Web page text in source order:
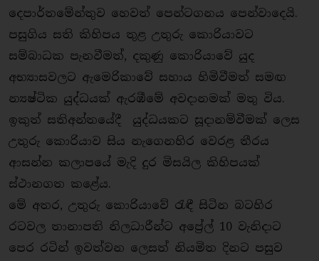
දෙපාර්තමේන්තුව හෙවත් පෙන්ටගනය පෙන්වාදෙයි.
පසුගිය සති කිහිපය තුළ උතුරු කොරියාවට
සම්බාධක පැනවීමත්, දකුණු කොරියාවේ යුද
අභ්‍යාසවලට ඇමෙරිකාවේ සහාය හිමිවීමත් සමඟ
න්‍යෂ්ටික යුද්ධයක් ඇරඹීමේ අවදානමක් මතු විය.
ඉකුත් සතිඅන්තයේදී යුද්ධයකට සූදානම්වීමක් ලෙස
උතුරු කොරියාව සිය නැගෙනහිර වෙරළ තීරය
ආසන්න කලාපයේ මැදි දුර මිසයිල කිහිපයක්
ස්ථානගත කළේය.
මේ අතර, උතුරු කොරියාවේ රැඳී සිටින බටහිර
රටවල තානාපති නිලධාරීන්ට අපේ‍්‍රල් 10 වැනිදාට
පෙර රටින් ඉවත්වන ලෙසත් නියමිත දිනට පසුව